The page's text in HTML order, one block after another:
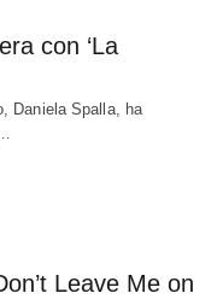
con ‘La
Daniela Spalla, ha
Leave Me on